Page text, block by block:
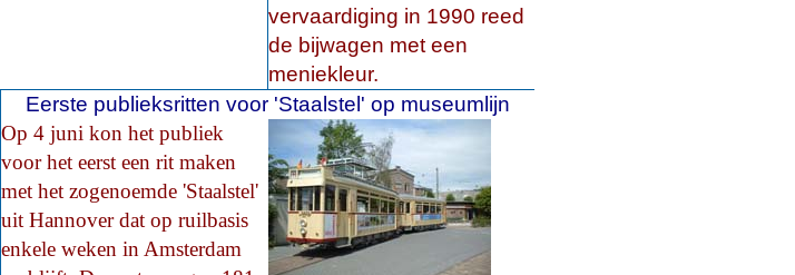
vervaardiging in 1990 reed
de bijwagen met een
meniekleur.
Eerste publieksritten voor 'Staalstel' op museumlijn
Op 4 juni kon het publiek
voor het eerst een rit maken
met het zogenoemde 'Staalstel'
uit Hannover dat op ruilbasis
enkele weken in Amsterdam